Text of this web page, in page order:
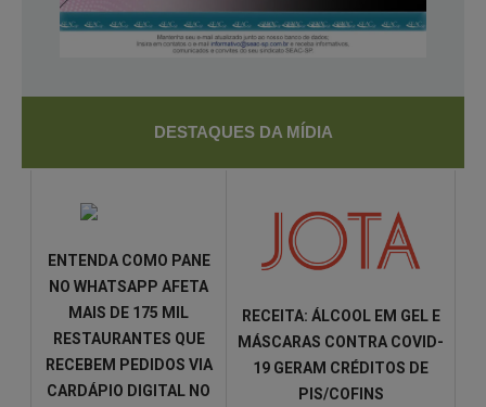
DESTAQUES DA MÍDIA
ENTENDA COMO PANE
NO WHATSAPP AFETA
MAIS DE 175 MIL
RESTAURANTES QUE
RECEBEM PEDIDOS VIA
CARDÁPIO DIGITAL NO
RECEITA: ÁLCOOL EM GEL E
MÁSCARAS CONTRA COVID-
19 GERAM CRÉDITOS DE
PIS/COFINS